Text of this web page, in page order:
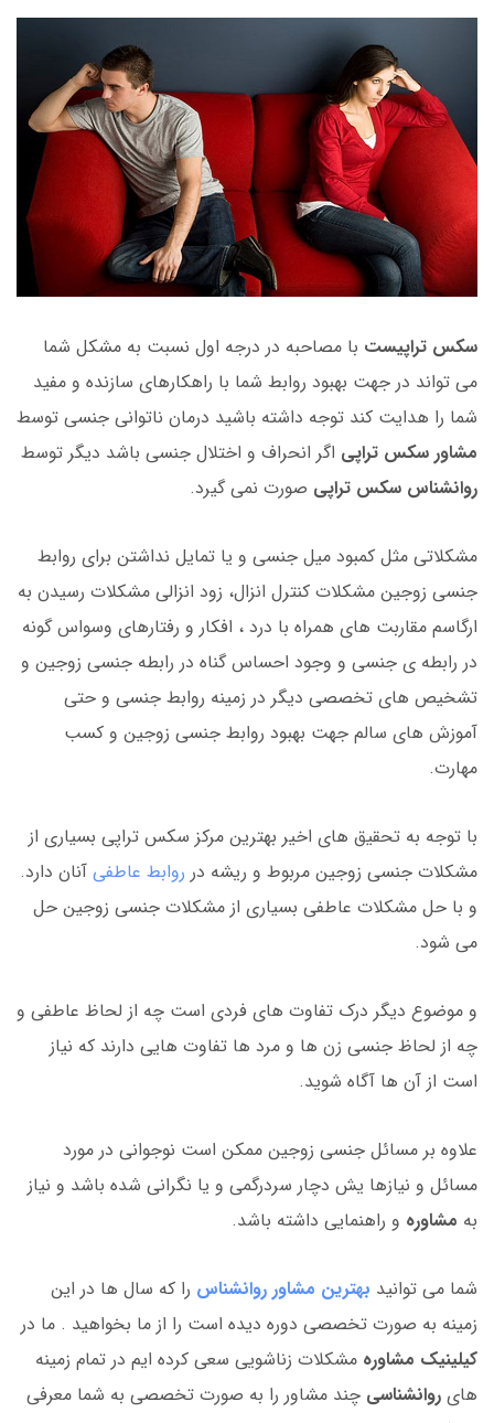
سکس تراپیست با مصاحبه در درجه اول نسبت به مشکل شما
می تواند در جهت بهبود روابط شما با راهکارهای سازنده و مفید
شما را هدایت کند توجه داشته باشید درمان ناتوانی جنسی توسط
مشاور سکس تراپی اگر انحراف و اختلال جنسی باشد دیگر توسط
روانشناس سکس تراپی صورت نمی گیرد.
مشکلاتی مثل کمبود میل جنسی و یا تمایل نداشتن برای روابط
جنسی زوجین مشکلات کنترل انزال، زود انزالی مشکلات رسیدن به
ارگاسم مقاربت های همراه با درد ، افکار و رفتارهای وسواس گونه
در رابطه ی جنسی و وجود احساس گناه در رابطه جنسی زوجین و
تشخیص های تخصصی دیگر در زمینه روابط جنسی و حتی
آموزش های سالم جهت بهبود روابط جنسی زوجین و کسب
مهارت.
با توجه به تحقیق های اخیر بهترین مرکز سکس تراپی بسیاری از
مشکلات جنسی زوجین مربوط و ریشه در روابط عاطفی آنان دارد.
و با حل مشکلات عاطفی بسیاری از مشکلات جنسی زوجین حل
می شود.
و موضوع دیگر درک تفاوت های فردی است چه از لحاظ عاطفی و
چه از لحاظ جنسی زن ها و مرد ها تفاوت هایی دارند که نیاز
است از آن ها آگاه شوید.
علاوه بر مسائل جنسی زوجین ممکن است نوجوانی در مورد
مسائل و نیازها یش دچار سردرگمی و یا نگرانی شده باشد و نیاز
به مشاوره و راهنمایی داشته باشد.
شما می توانید بهترین مشاور روانشناس را که سال ها در این
زمینه به صورت تخصصی دوره دیده است را از ما بخواهید . ما در
کیلینیک مشاوره مشکلات زناشویی سعی کرده ایم در تمام زمینه
های روانشناسی چند مشاور را به صورت تخصصی به شما معرفی